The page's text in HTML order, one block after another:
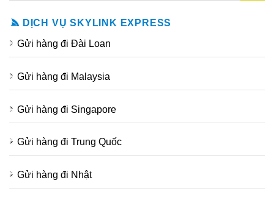
DỊCH VỤ SKYLINK EXPRESS
Gửi hàng đi Đài Loan
Gửi hàng đi Malaysia
Gửi hàng đi Singapore
Gửi hàng đi Trung Quốc
Gửi hàng đi Nhật